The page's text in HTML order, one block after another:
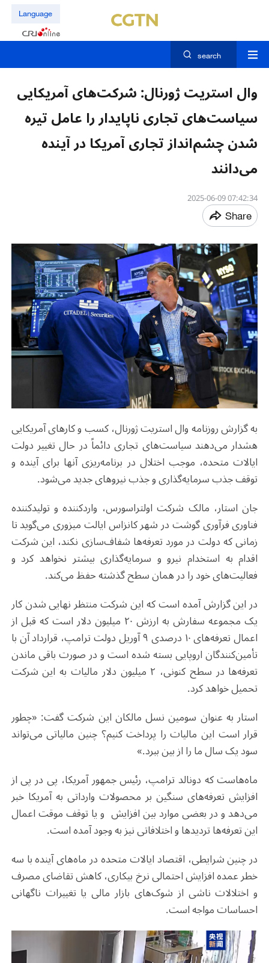
Language
search
وال استریت ژورنال: شرکت‌های آمریکایی
سیاست‌های تجاری ناپایدار را عامل تیره
شدن چشم‌انداز تجاری آمریکا در آینده
می‌دانند
07:42:34 2025-06-09
Share
به گزارش روزنامه وال استریت ژورنال، کسب ‌و کارهای آمریکایی
هشدار می‌دهند سیاست‌های تجاری دائماً در حال تغییر دولت
ایالات متحده، موجب اختلال در برنامه‌ریزی آنها برای آینده و
توقف جذب سرمایه‌گذاری و جذب نیروهای جدید می‌شود.
جان استار، مالک شرکت اولتراسورس، واردکننده و تولیدکننده
فناوری فرآوری گوشت در شهر کانزاس ایالت میزوری می‌گوید تا
زمانی که دولت در مورد تعرفه‌ها شفاف‌سازی نکند، این شرکت
اقدام به استخدام نیرو و سرمایه‌گذاری بیشتر نخواهد کرد و
فعالیت‌های خود را در همان سطح گذشته حفظ می‌کند.
در این گزارش آمده است که این شرکت منتظر نهایی شدن کار
یک مجموعه سفارش به ارزش ۲۰ میلیون دلار است که قبل از
اعمال تعرفه‌های ۱۰ درصدی ۹ آوریل دولت ترامپ، قرارداد آن با
تأمین‌کنندگان اروپایی بسته شده است و در صورت باقی ماندن
تعرفه‌ها در سطح کنونی، ۲ میلیون دلار مالیات به این شرکت
تحمیل خواهد کرد.
استار به عنوان سومین نسل مالکان این شرکت گفت: «چطور
قرار است این مالیات را پرداخت کنیم؟ چنین مالیاتی می‌تواند
سود یک سال ما را از بین ببرد.»
ماه‌هاست که دونالد ترامپ، رئیس جمهور آمریکا، پی در پی از
افزایش تعرفه‌های سنگین بر محصولات وارداتی به آمریکا خبر
می‌دهد و در بعضی موارد بین افزایش و یا توقف موقت اعمال
این تعرفه‌ها تردیدها و اختلافاتی نیز به وجود آمده است.
در چنین شرایطی، اقتصاد ایالات متحده در ماه‌های آینده با سه
خطر عمده افزایش احتمالی نرخ بیکاری، کاهش تقاضای مصرف
و اختلالات ناشی از شوک‌های بازار مالی یا تغییرات ناگهانی
احساسات مواجه است.